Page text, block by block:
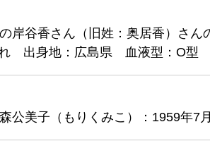
岸谷香さん（旧姓：奥居香）さん
れ 出身地：広島県 血液型：O型
公美子（もりくみこ）：1959年